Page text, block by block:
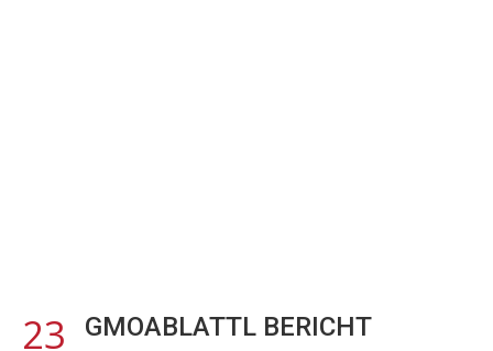
23 GMOABLATTL BERICHT